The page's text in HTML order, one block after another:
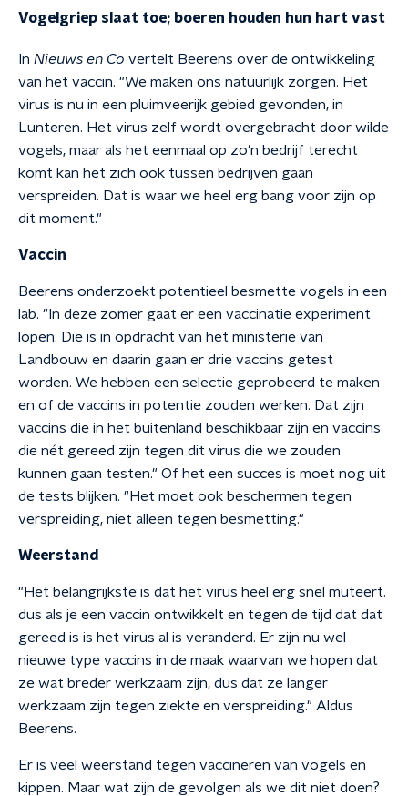
Vogelgriep slaat toe; boeren houden hun hart vast
In Nieuws en Co vertelt Beerens over de ontwikkeling
van het vaccin. "We maken ons natuurlijk zorgen. Het
virus is nu in een pluimveerijk gebied gevonden, in
Lunteren. Het virus zelf wordt overgebracht door wilde
vogels, maar als het eenmaal op zo'n bedrijf terecht
komt kan het zich ook tussen bedrijven gaan
verspreiden. Dat is waar we heel erg bang voor zijn op
dit moment."
Vaccin
Beerens onderzoekt potentieel besmette vogels in een
lab. "In deze zomer gaat er een vaccinatie experiment
lopen. Die is in opdracht van het ministerie van
Landbouw en daarin gaan er drie vaccins getest
worden. We hebben een selectie geprobeerd te maken
en of de vaccins in potentie zouden werken. Dat zijn
vaccins die in het buitenland beschikbaar zijn en vaccins
die nét gereed zijn tegen dit virus die we zouden
kunnen gaan testen." Of het een succes is moet nog uit
de tests blijken. "Het moet ook beschermen tegen
verspreiding, niet alleen tegen besmetting."
Weerstand
"Het belangrijkste is dat het virus heel erg snel muteert.
dus als je een vaccin ontwikkelt en tegen de tijd dat dat
gereed is is het virus al is veranderd. Er zijn nu wel
nieuwe type vaccins in de maak waarvan we hopen dat
ze wat breder werkzaam zijn, dus dat ze langer
werkzaam zijn tegen ziekte en verspreiding." Aldus
Beerens.
Er is veel weerstand tegen vaccineren van vogels en
kippen. Maar wat zijn de gevolgen als we dit niet doen?